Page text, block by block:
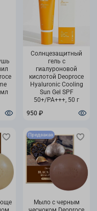
Солнцезащитный
гель с
гиалуроновой
кислотой Deoproce
Hyaluronic Cooling
Sun Gel SPF
50+/PA+++, 50 г
950 ₽
Предзаказ
Мыло с черным